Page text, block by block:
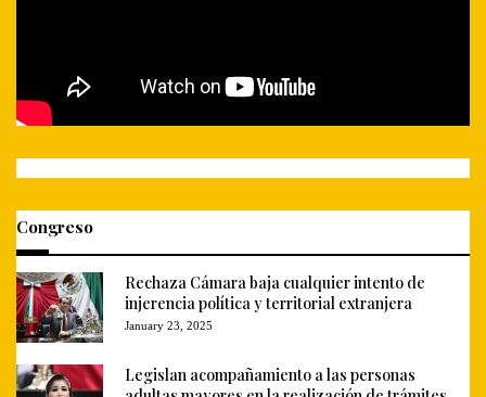
Congreso
Rechaza Cámara baja cualquier intento de
injerencia política y territorial extranjera
January 23, 2025
Legislan acompañamiento a las personas